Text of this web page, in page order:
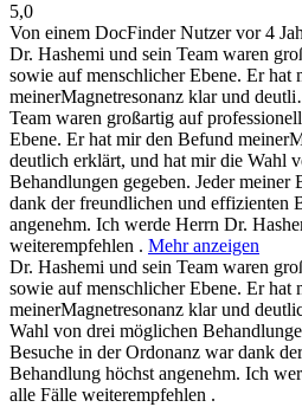
5,0
Von einem DocFinder Nutzervor 4
Dr. Hashemi und sein Team waren
sowie auf menschlicher Ebene. Er hat
meinerMagnetresonanz klar und
Team waren großartig auf
Ebene. Er hat mir den Befund
deutlich erklärt, und hat mir die Wahl
Behandlungen gegeben. Jeder meiner
dank der freundlichen und effizienten
angenehm. Ich werde Herrn Dr.
weiterempfehlen . Mehr anzeigen
Dr. Hashemi und sein Team waren
sowie auf menschlicher Ebene. Er hat
meinerMagnetresonanz klar und
Wahl von drei möglichen
Besuche in der Ordonanz war dank
Behandlung höchst angenehm. Ich
alle Fälle weiterempfehlen .